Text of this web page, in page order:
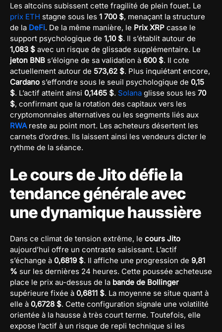
Les altcoins subissent cette fragilité de plein fouet. Le
prix ETH stagne sous les 1 700 $, menaçant la structure
de la DeFi. De la même manière, le Prix XRP casse le
support psychologique de 1,10 $. Il s’établit autour de
1,083 $ avec un risque de glissade supplémentaire. Le
jeton BNB s’éloigne de sa validation à 600 $. Il cote
actuellement autour de 573,62 $. Plus inquiétant encore,
Cardano s’effondre sous le seuil psychologique de 0,15
$. L’actif atteint ainsi 0,1465 $. Solana glisse sous les 70
$, confirmant que la rotation des capitaux vers les
cryptomonnaies alternatives ou les segments liés aux
RWAreste au point mort. Les acheteurs désertent les
carnets d’ordres. Ils laissent ainsi les vendeurs dicter le
rythme de la séance.
Le cours de Jito défie la
tendance générale avec
une dynamique haussière
Dans ce climat de tension extrême, le cours Jito
aujourd’hui offre un contraste saisissant. L’actif
s’échange à 0,6819 $. Il affiche une progression de 9,81
% sur les dernières 24 heures. Cette poussée acheteuse
place le prix au-dessus de la bande de Bollinger
supérieure fixée à 0,6811 $. La moyenne se situe quant à
elle à 0,6728 $. Cette configuration signale une volatilité
orientée à la hausse à très court terme. Toutefois, elle
expose l’actif à un risque de repli technique si les